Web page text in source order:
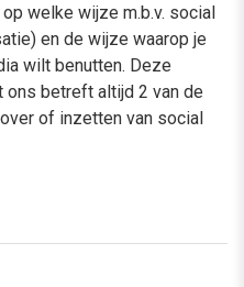
welke wijze m.b.v. social
en de wijze waarop je
wilt benutten. Deze
ons betreft altijd 2 van de
of inzetten van social